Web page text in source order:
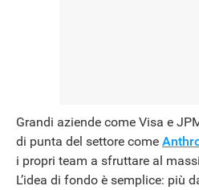
Grandi aziende come Visa e
di punta del settore come
i propri team a sfruttare al
L’idea di fondo è semplice: più